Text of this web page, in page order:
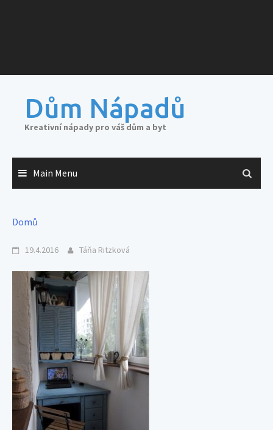
Dům Nápadů
Kreativní nápady pro váš dům a byt
Main Menu
Domů
19.4.2016 Táňa Ritzková